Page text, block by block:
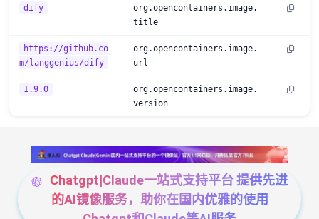
dify
org.opencontainers.image.
title
https://github.co
m/langgenius/dify
org.opencontainers.image.
url
1.9.0
org.opencontainers.image.
version
Chatgpt|Claude一站式支持平台 提供先进
的AI镜像服务，助你在国内优雅的使用